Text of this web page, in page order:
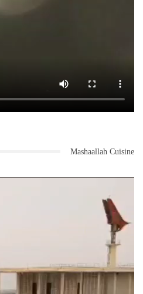
Mashaallah Cuisine